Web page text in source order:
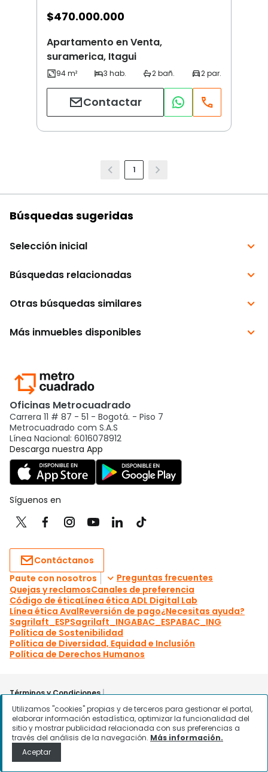
$470.000.000
Apartamento en Venta,
suramerica, Itagui
Contactar
1
Utilizamos "cookies" propias y de terceros para gestionar el portal,
elaborar información estadística, optimizar la funcionalidad del
sitio y mostrar publicidad relacionada con sus preferencias a
través del análisis de la navegación. Más información.
Aceptar